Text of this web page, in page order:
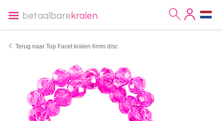
betaalbare kralen
Terug naar Top Facet kralen 6mm disc